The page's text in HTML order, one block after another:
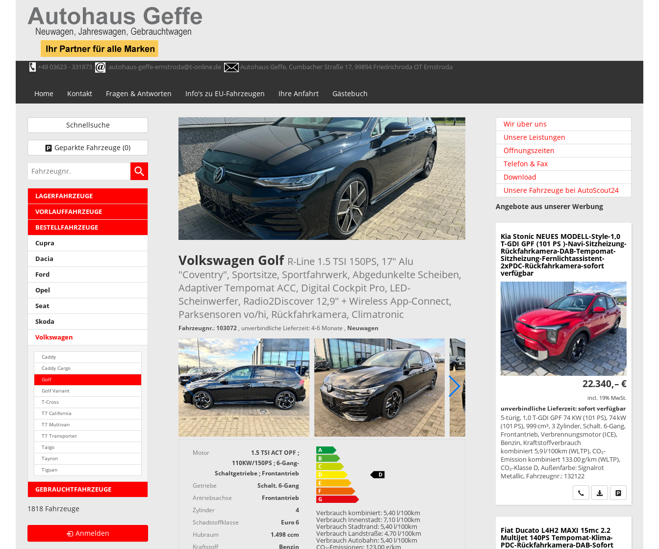
+49 03623 - 331873 autohaus-geffe-ernstroda@t-online.de Autohaus Geffe, Cumbacher Straße 17, 99894 Friedrichroda OT Ernstroda
Home Kontakt Fragen & Antworten Info's zu EU-Fahrzeugen Ihre Anfahrt Gästebuch
Volkswagen Golf R-Line 1.5 TSI 150PS, 17" Alu
"Coventry", Sportsitze, Sportfahrwerk, Abgedunkelte Scheiben,
Adaptiver Tempomat ACC, Digital Cockpit Pro, LED-
Scheinwerfer, Radio2Discover 12,9" + Wireless App-Connect,
Parksensoren vo/hi, Rückfahrkamera, Climatronic
Fahrzeugnr.: 103072, unverbindliche Lieferzeit: 4-6 Monate , Neuwagen
Motor
1.5 TSI ACT OPF ;
110KW/150PS ; 6-Gang-
Schaltgetriebe ; Frontantrieb
Getriebe
Schalt. 6-Gang
Antriebsachse
Frontantrieb
Zylinder
4
Schadstoffklasse
Euro 6
Hubraum
1.498 ccm
Kraftstoff
Benzin
Verbrauch kombiniert: 5,40 l/100km
Verbrauch Innenstadt: 7,10 l/100km
Verbrauch Stadtrand: 5,40 l/100km
Verbrauch Landstraße: 4,70 l/100km
Verbrauch Autobahn: 5,40 l/100km
CO -Emissionen: 123,00 g/km
Schnellsuche
Geparkte Fahrzeuge (0)
Fahrzeugnr.
LAGERFAHRZEUGE
VORLAUFFAHRZEUGE
BESTELLFAHRZEUGE
Cupra
Dacia
Ford
Opel
Seat
Skoda
Volkswagen
Caddy
Caddy Cargo
Golf
Golf Variant
T-Cross
T7 California
T7 Multivan
T7 Transporter
Taigo
Tayron
Tiguan
GEBRAUCHTFAHRZEUGE
1818 Fahrzeuge
Anmelden
Wir über uns
Unsere Leistungen
Öffnungszeiten
Telefon & Fax
Download
Unsere Fahrzeuge bei AutoScout24
Angebote aus unserer Werbung
Kia Stonic NEUES MODELL-Style-1,0
T-GDI GPF (101 PS )-Navi-Sitzheizung-
Rückfahrkamera-DAB-Tempomat-
Sitzheizung-Fernlichtassistent-
2xPDC-Rückfahrkamera-sofort
verfügbar
22.340,– €
incl. 19% MwSt.
unverbindliche Lieferzeit: sofort verfügbar
5-türig, 1,0 T-GDI GPF 74 KW (101 PS), 74 kW
(101 PS), 999 cm³, 3 Zylinder, Schalt. 6-Gang,
Frontantrieb, Verbrennungsmotor (ICE),
Benzin, Kraftstoffverbrauch
kombiniert 5,9 l/100km (WLTP), CO₂-
Emission kombiniert 133.00 g/km (WLTP),
CO₂-Klasse D, Außenfarbe: Signalrot
Metallic, Fahrzeugnr.: 132122
Wir rufen Sie an
PDF-Datei,Drucken,
Fiat Ducato L4H2 MAXI 15mc 2.2
MultiJet 140PS Tempomat-Klima-
PDC-Rückfahrkamera-DAB-Sofort